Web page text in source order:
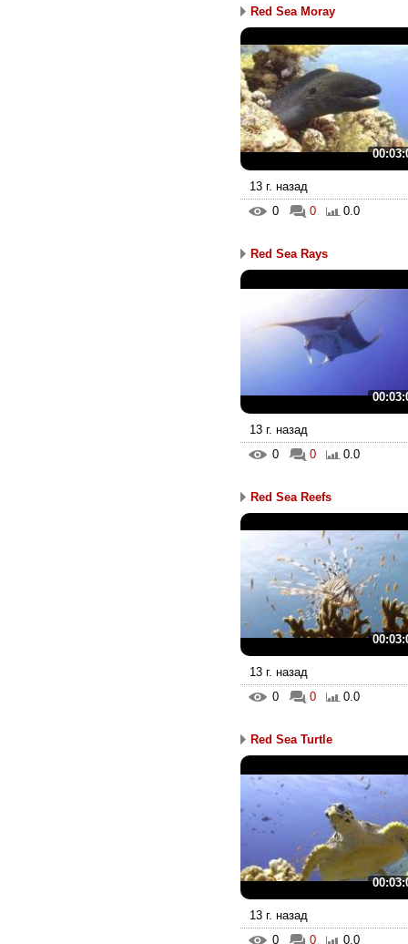
Red Sea Moray
13 г. назад
0
0 0.0
Red Sea Rays
13 г. назад
0
0 0.0
Red Sea Reefs
13 г. назад
0
0 0.0
Red Sea Turtle
13 г. назад
0
0 0.0